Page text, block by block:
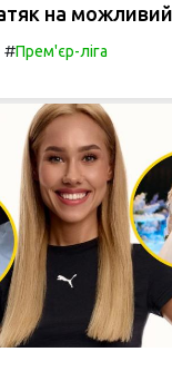
на можливий
#Прем'єр-ліга